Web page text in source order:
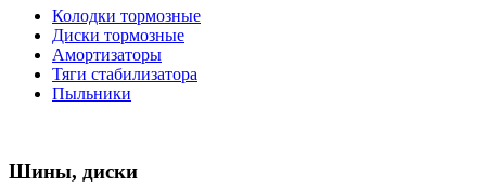
Колодки тормозные
Диски тормозные
Амортизаторы
Тяги стабилизатора
Пыльники
Шины, диски